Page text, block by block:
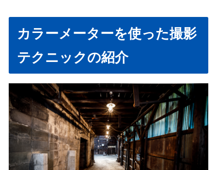
カラーメーターを使った撮影
テクニックの紹介